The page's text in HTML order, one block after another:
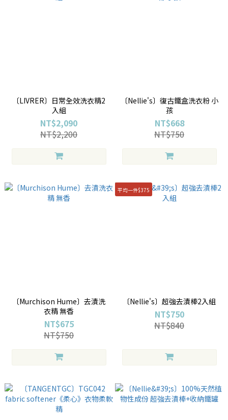
〔LIVRER〕日常全效洗衣精2
入組
NT$2,090
NT$2,200
〔Nellie's〕復古鐵盒洗衣粉 小
孩
NT$668
NT$750
〔Murchison Hume〕去漬洗
衣精 無香
NT$675
NT$750
平均一件$375
〔Nellie's〕超強去漬棒2入組
NT$750
NT$840